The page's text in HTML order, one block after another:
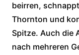
beirren,
Thornton und
Spitze. Auch die
nach mehreren